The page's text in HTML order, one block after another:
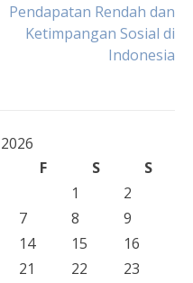
Pendapatan Rendah dan
Ketimpangan Sosial di
Indonesia
F S
S
1
2
7 8
9
14 15
16
21 22
23